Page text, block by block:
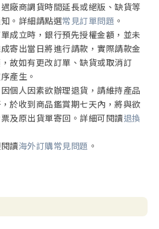
廠商調貨時間延長或絕版、缺貨等
。詳細請點選常見訂單問題 。
成立時，銀行預先授權金額，並未
寄出當日將進行請款，實際請款金
故如有更改訂單、缺貨或取消訂
產生。
個人因素欲辦理退貨，請維持產品
於收到商品鑑賞期七天內，將與欲
及原出貨單寄回。詳細可閱讀退換
讀海外訂購常見問題 。